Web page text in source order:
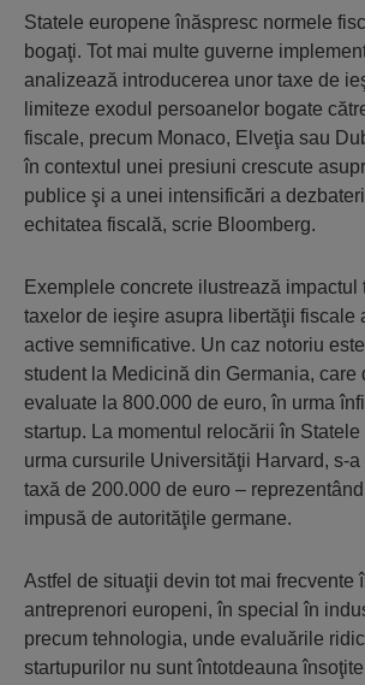
Statele europene înăspresc normele
bogaţi. Tot mai multe guverne
analizează introducerea unor taxe de
limiteze exodul persoanelor bogate
fiscale, precum Monaco, Elveţia sau
în contextul unei presiuni crescute
publice şi a unei intensificări a
echitatea fiscală, scrie Bloomberg.
Exemplele concrete ilustrează impactul
taxelor de ieşire asupra libertăţii fiscale
active semnificative. Un caz notoriu
student la Medicină din Germania, care
evaluate la 800.000 de euro, în urma
startup. La momentul relocării în
urma cursurile Universităţii Harvard, s-a
taxă de 200.000 de euro –
impusă de autorităţile germane.
Astfel de situaţii devin tot mai frecvente
antreprenori europeni, în special în
precum tehnologia, unde evaluările
startupurilor nu sunt întotdeauna